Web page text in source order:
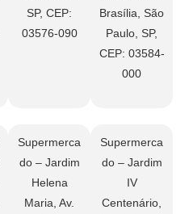
SP, CEP:
03576-090
Brasília, São
Paulo, SP,
CEP: 03584-
000
Supermerca
do – Jardim
Helena
Maria, Av.
Supermerca
do – Jardim
IV
Centenário,